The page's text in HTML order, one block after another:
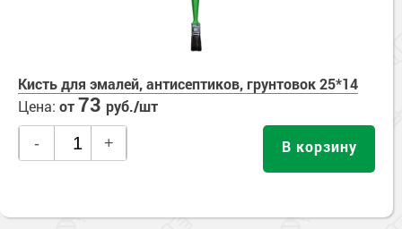
Кисть для эмалей, антисептиков, грунтовок 25*14
Цена: от73 руб./шт
- + В корзину